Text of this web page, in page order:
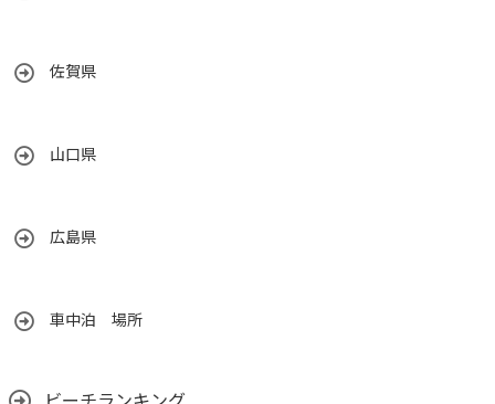
佐賀県
山口県
広島県
車中泊 場所